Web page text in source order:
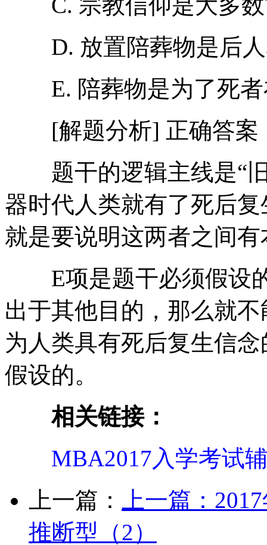
D. 放置陪葬物是后人
E. 陪葬物是为了死者
[解题分析] 正确答案
题干的逻辑主线是“
器时代人类就有了死后
就是要说明这两者之间
E项是题干必须假设的
出于其他目的，那么就
为人类具有死后复生信
假设的。
相关链接：
MBA2017入学考试
上一篇：
上一篇：
推断型（2）